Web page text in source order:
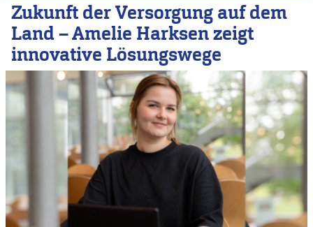
Zukunft der Versorgung auf dem
Land – Amelie Harksen zeigt
innovative Lösungswege